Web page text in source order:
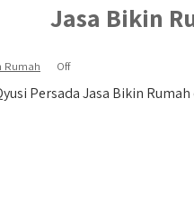
Jasa Bikin
Rumah Off
Persada Jasa Bikin